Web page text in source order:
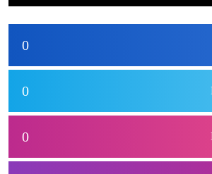
آئے، محسن نقوی
0
0
0